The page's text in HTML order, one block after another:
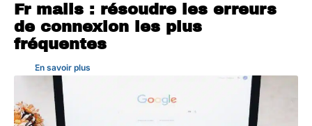
Fr mails : résoudre les erreurs
de connexion les plus
fréquentes
En savoir plus